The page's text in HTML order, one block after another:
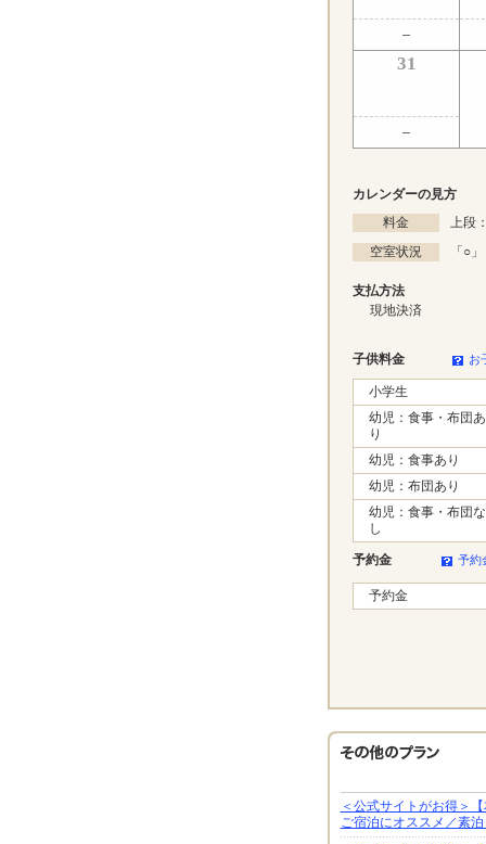
31
カレンダーの見方
料金
上段
空室状況
「○
支払方法
現地決済
子供料金 お
小学生
幼児：食事・布団あ
り
幼児：食事あり
幼児：布団あり
幼児：食事・布団な
し
予約金 予約
予約金
＜公式サイトがお得＞
ご宿泊にオススメ／素泊